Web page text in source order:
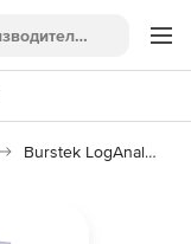
Burstek LogAnalyzer